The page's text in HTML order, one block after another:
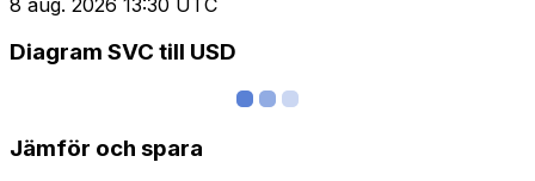
Diagram SVC till USD
Jämför och spara